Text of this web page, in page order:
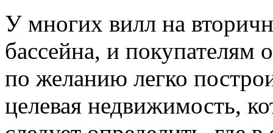
У многих вилл на
бассейна, и покупателям
по желанию легко
целевая недвижимость,